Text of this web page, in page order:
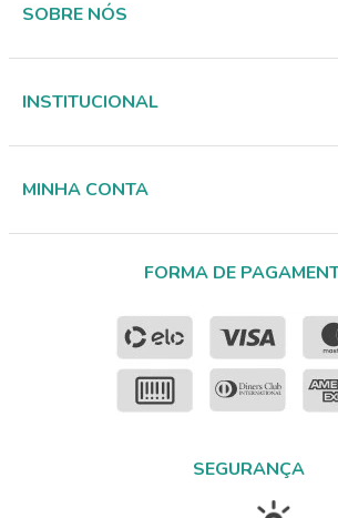
SOBRE NÓS
INSTITUCIONAL
MINHA CONTA
FORMA DE
SEGURANÇA